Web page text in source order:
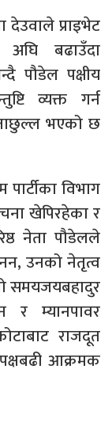
देउवाले प्राइभेट
बढाउँदा
पौडेल पक्षीय
व्यक्त गर्न
भएको छ
विभाग
खेपिरहेका र
नेता पौडेलले
उनको नेतृत्व
समयजयबहादुर
र म्यानपावर
राजदूत
आक्रमक